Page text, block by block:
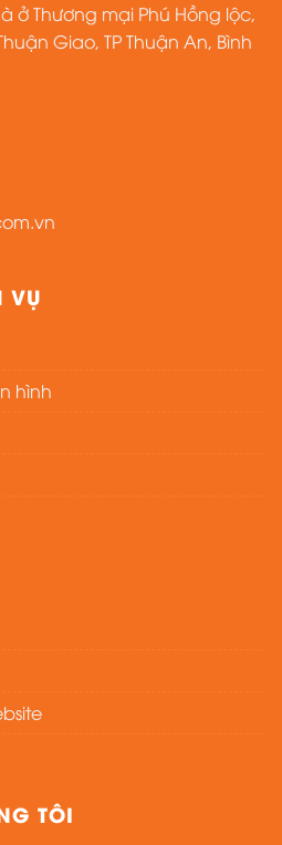
ở Thương mại Phú Hồng lộc,
Giao, TP Thuận An, Bình
VỤ
hình
TÔI